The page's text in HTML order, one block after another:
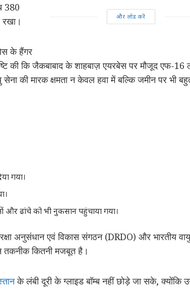
और लोड करें
380
रखा।
के हैंगर
की कि जैकबाबाद के शाहबाज़ एयरबेस पर मौजूद एफ-16
सेना की मारक क्षमता न केवल हवा में बल्कि जमीन पर भी
गया।
और ढांचे को भी नुकसान पहुंचाया गया।
अनुसंधान एवं विकास संगठन (DRDO) और भारतीय
तकनीक कितनी मजबूत है।
के लंबी दूरी के ग्लाइड बॉम्ब नहीं छोड़े जा सके, क्योंकि